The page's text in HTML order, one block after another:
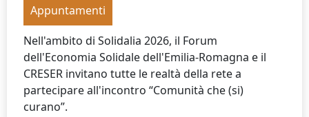
Appuntamenti
Nell'ambito di Solidalia 2026, il Forum
dell'Economia Solidale dell'Emilia-Romagna e il
CRESER invitano tutte le realtà della rete a
partecipare all'incontro “Comunità che (si)
curano”.